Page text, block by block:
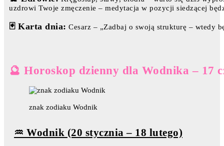
uzdrowi Twoje zmęczenie – medytacja w pozycji siedzącej
🃏 Karta dnia: Cesarz – „Zadbaj o swoją strukturę – wtedy
🔮 Horoskop dzienny dla Wodnika – 17
znak zodiaku Wodnik
♒ Wodnik (20 stycznia – 18 lutego)